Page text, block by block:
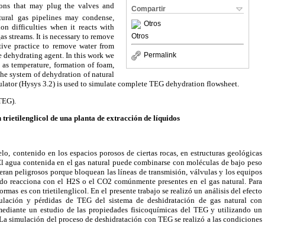
Compartir
Otros
Otros
Permalink
that may plug the valves and
gas pipelines may condense,
difficulties when it reacts with
streams. It is necessary to remove
practice to remove water from
dehydrating agent. In this work we
temperature, formation of foam,
system of dehydration of natural
(Hysys 3.2) is used to simulate complete TEG dehydration flowsheet.
trietilenglicol de una planta de extracción de líquidos
contenido en los espacios porosos de ciertas rocas, en estructuras geológicas
contenida en el gas natural puede combinarse con moléculas de bajo peso
peligrosos porque bloquean las líneas de transmisión, válvulas y los equipos
reacciona con el H2S o el CO2 comúnmente presentes en el gas natural. Para
es con trietilenglicol. En el presente trabajo se realizó un análisis del efecto
y pérdidas de TEG del sistema de deshidratación de gas natural con
un estudio de las propiedades fisicoquímicas del TEG y utilizando un
simulación del proceso de deshidratación con TEG se realizó a las condiciones